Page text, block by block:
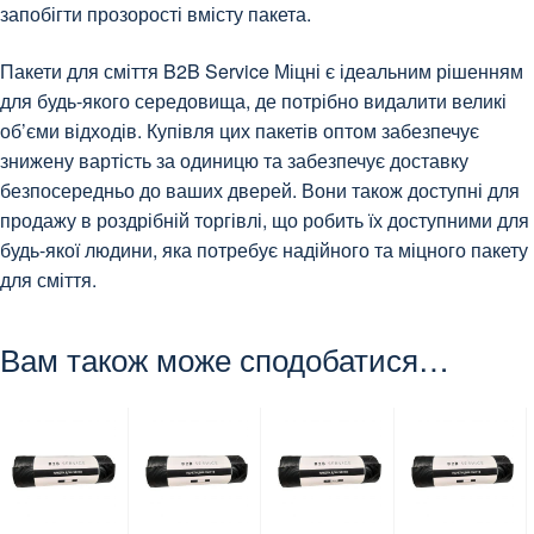
запобігти прозорості вмісту пакета.
Пакети для сміття B2B Service Міцні є ідеальним рішенням
для будь-якого середовища, де потрібно видалити великі
об’єми відходів. Купівля цих пакетів оптом забезпечує
знижену вартість за одиницю та забезпечує доставку
безпосередньо до ваших дверей. Вони також доступні для
продажу в роздрібній торгівлі, що робить їх доступними для
будь-якої людини, яка потребує надійного та міцного пакету
для сміття.
Вам також може сподобатися…